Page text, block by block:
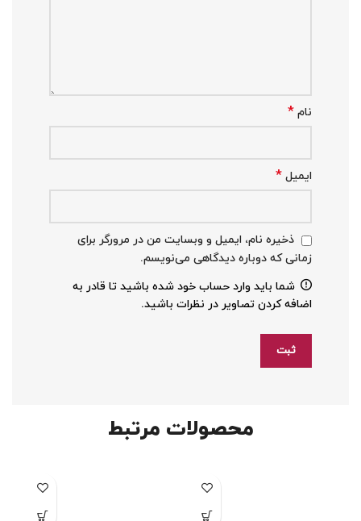
نام *
ایمیل *
ذخیره نام، ایمیل و وبسایت من در مرورگر برای
زمانی که دوباره دیدگاهی می‌نویسم.
شما باید وارد حساب خود شده باشید تا قادر به
اضافه کردن تصاویر در نظرات باشید.
محصولات مرتبط